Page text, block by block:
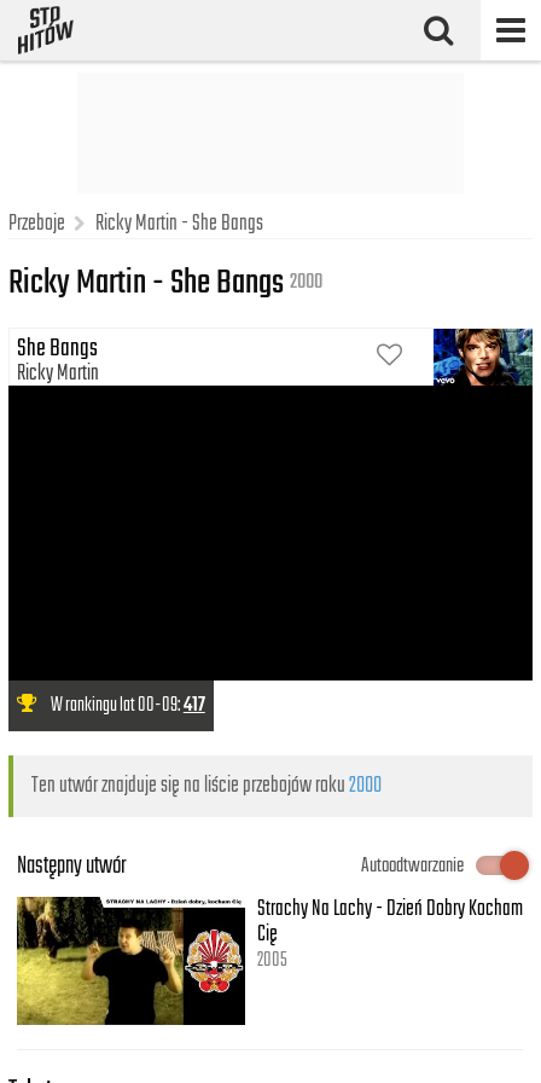
Przeboje Ricky Martin - She Bangs
Ricky Martin - She Bangs2000
She Bangs
Ricky Martin
W rankingu lat 00-09:417
Ten utwór znajduje się na liście przebojów roku2000
Następny utwór
Autoodtwarzanie
Strachy Na Lachy - Dzień Dobry Kocham
Cię
2005